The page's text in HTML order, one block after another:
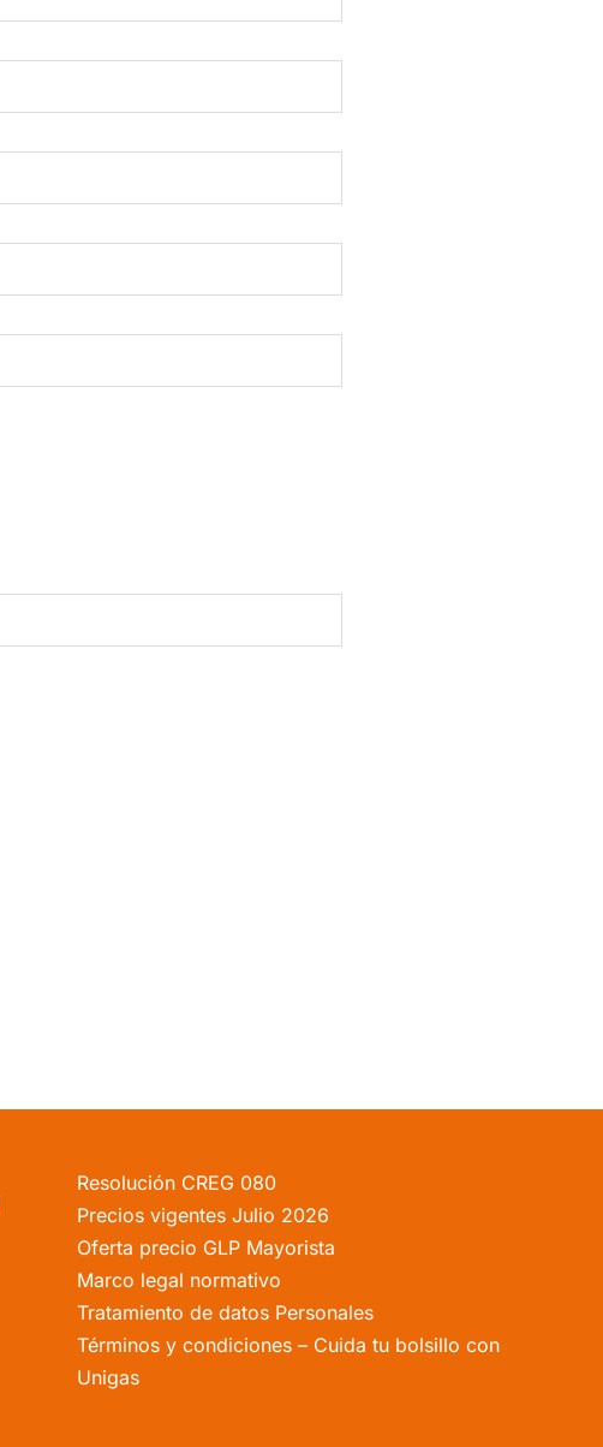
Resolución CREG 080
Precios vigentes Julio 2026
Oferta precio GLP Mayorista
Marco legal normativo
Tratamiento de datos Personales
Términos y condiciones – Cuida tu bolsillo con
Unigas